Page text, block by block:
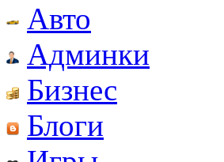
Авто
Админки
Бизнес
Блоги